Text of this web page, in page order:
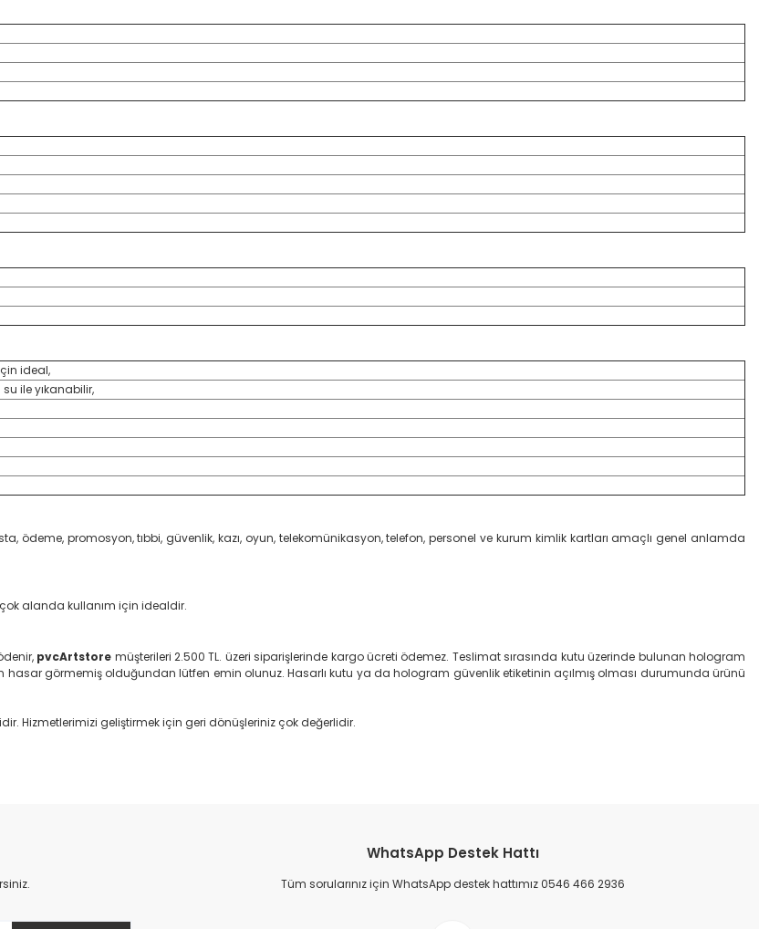
ideal,
su ile yıkanabilir,
ödeme, promosyon, tıbbi, güvenlik, kazı, oyun, telekomünikasyon, telefon, personel ve kurum kimlik kartları amaçlı genel anlamda
alanda kullanım için idealdir.
pvcArtstore müşterileri 2.500 TL. üzeri siparişlerinde kargo ücreti ödemez. Teslimat sırasında kutu üzerinde bulunan hologram
görmemiş olduğundan lütfen emin olunuz. Hasarlı kutu ya da hologram güvenlik etiketinin açılmış olması durumunda ürünü
Hizmetlerimizi geliştirmek için geri dönüşleriniz çok değerlidir.
WhatsApp Destek Hattı
Tüm sorularınız için WhatsApp destek hattımız 0546 466 2936